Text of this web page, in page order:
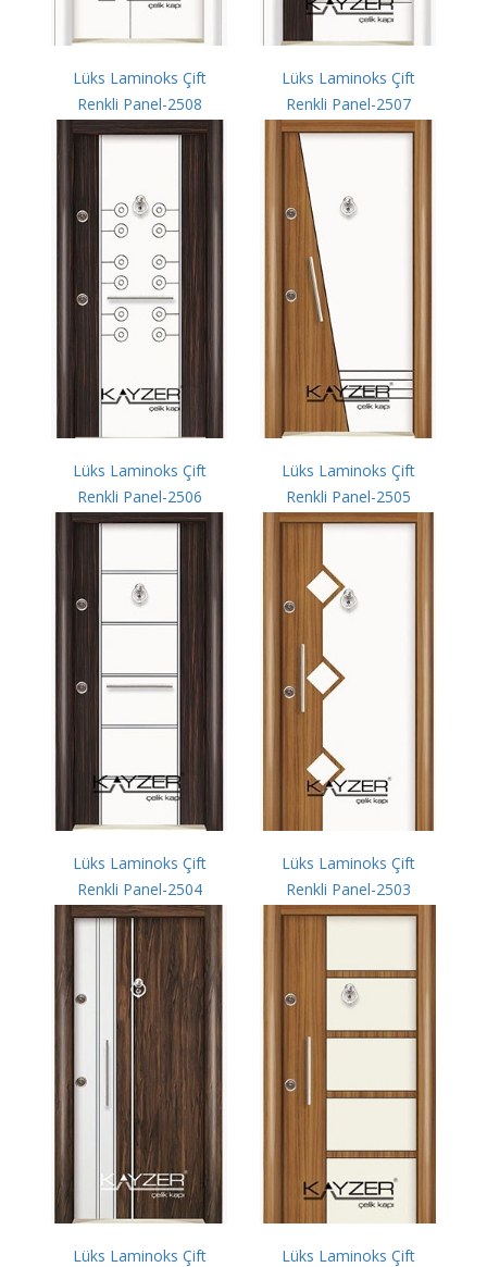
Lüks Laminoks Çift
Renkli Panel-2508
Lüks Laminoks Çift
Renkli Panel-2507
Lüks Laminoks Çift
Renkli Panel-2506
Lüks Laminoks Çift
Renkli Panel-2505
Lüks Laminoks Çift
Renkli Panel-2504
Lüks Laminoks Çift
Renkli Panel-2503
Lüks Laminoks Çift
Lüks Laminoks Çift